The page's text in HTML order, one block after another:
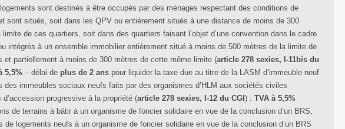
sont destinés à être occupés par des ménages respectant des conditions de
sont situés, soit dans les QPV ou entièrement situés à une distance de moins de 300
limite de ces quartiers, soit dans des quartiers faisant l’objet d’une convention dans le cadre
intégrés à un ensemble immobilier entièrement situé à moins de 500 mètres de la limite de
et partiellement à moins de 300 mètres de cette même limite (article 278 sexies, I-11bis du
5,5% – délai de plus de 2 ans pour liquider la taxe due au titre de la LASM d’immeuble neuf
des immeubles sociaux neufs faits par des organismes d’HLM aux sociétés civiles
d’accession progressive à la propriété (article 278 sexies, I-12 du CGI ) : TVA à 5,5%
de terrains à bâtir à un organisme de foncier solidaire en vue de la conclusion d’un BRS,
de logements neufs à un organisme de foncier solidaire en vue de la conclusion d’un BRS